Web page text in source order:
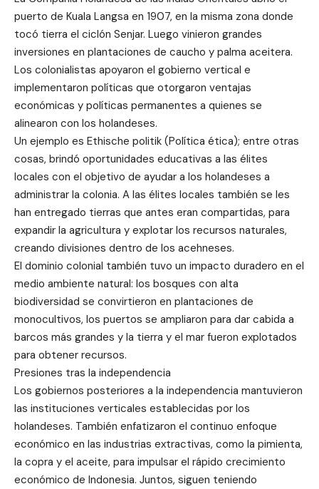
puerto de Kuala Langsa en 1907, en la misma zona donde
tocó tierra el ciclón Senjar. Luego vinieron grandes
inversiones en plantaciones de caucho y palma aceitera.
Los colonialistas apoyaron el gobierno vertical e
implementaron políticas que otorgaron ventajas
económicas y políticas permanentes a quienes se
alinearon con los holandeses.
Un ejemplo es Ethische politik (Política ética); entre otras
cosas, brindó oportunidades educativas a las élites
locales con el objetivo de ayudar a los holandeses a
administrar la colonia. A las élites locales también se les
han entregado tierras que antes eran compartidas, para
expandir la agricultura y explotar los recursos naturales,
creando divisiones dentro de los acehneses.
El dominio colonial también tuvo un impacto duradero en el
medio ambiente natural: los bosques con alta
biodiversidad se convirtieron en plantaciones de
monocultivos, los puertos se ampliaron para dar cabida a
barcos más grandes y la tierra y el mar fueron explotados
para obtener recursos.
Presiones tras la independencia
Los gobiernos posteriores a la independencia mantuvieron
las instituciones verticales establecidas por los
holandeses. También enfatizaron el continuo enfoque
económico en las industrias extractivas, como la pimienta,
la copra y el aceite, para impulsar el rápido crecimiento
económico de Indonesia. Juntos, siguen teniendo